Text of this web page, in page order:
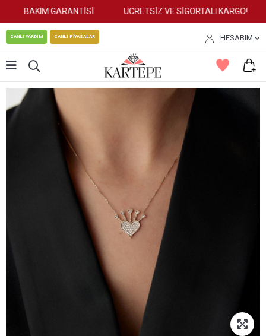
BAKIM GARANTİSİ ÜCRETSİZ VE SİGORTALI KARGO!
CANLI YARDIM CANLI PİYASALAR HESABIM